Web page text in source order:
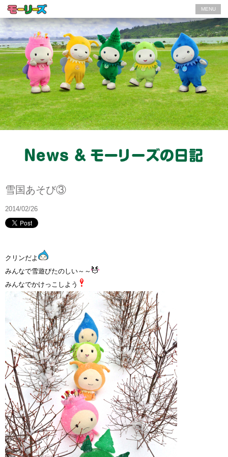
MENU
雪国あそび③
2014/02/26
クリンだよ
みんなで雪遊びたのしい～～
みんなでかけっこしよう